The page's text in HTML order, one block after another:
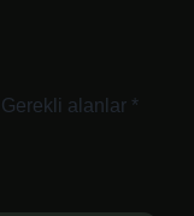
Gerekli alanlar *